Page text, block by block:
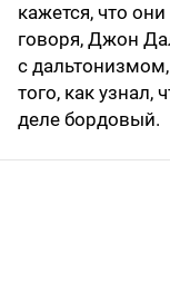
кажется, что
говоря, Джон
с
того, как
деле бордовый.